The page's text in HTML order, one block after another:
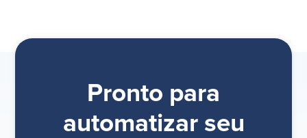
Pronto para
automatizar seu